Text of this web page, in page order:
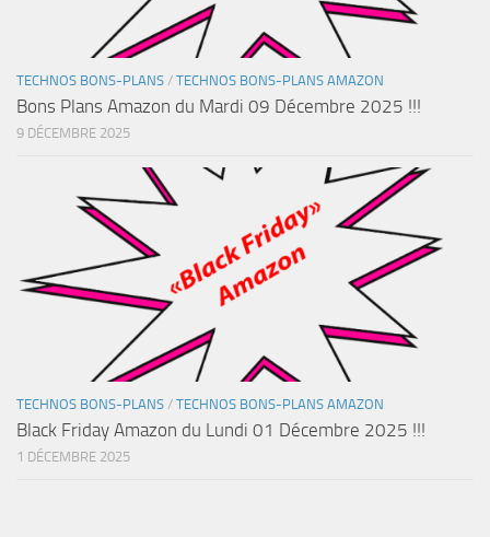
TECHNOS BONS-PLANS / TECHNOS BONS-PLANS AMAZON
Bons Plans Amazon du Mardi 09 Décembre 2025 !!!
9 DÉCEMBRE 2025
TECHNOS BONS-PLANS / TECHNOS BONS-PLANS AMAZON
Black Friday Amazon du Lundi 01 Décembre 2025 !!!
1 DÉCEMBRE 2025